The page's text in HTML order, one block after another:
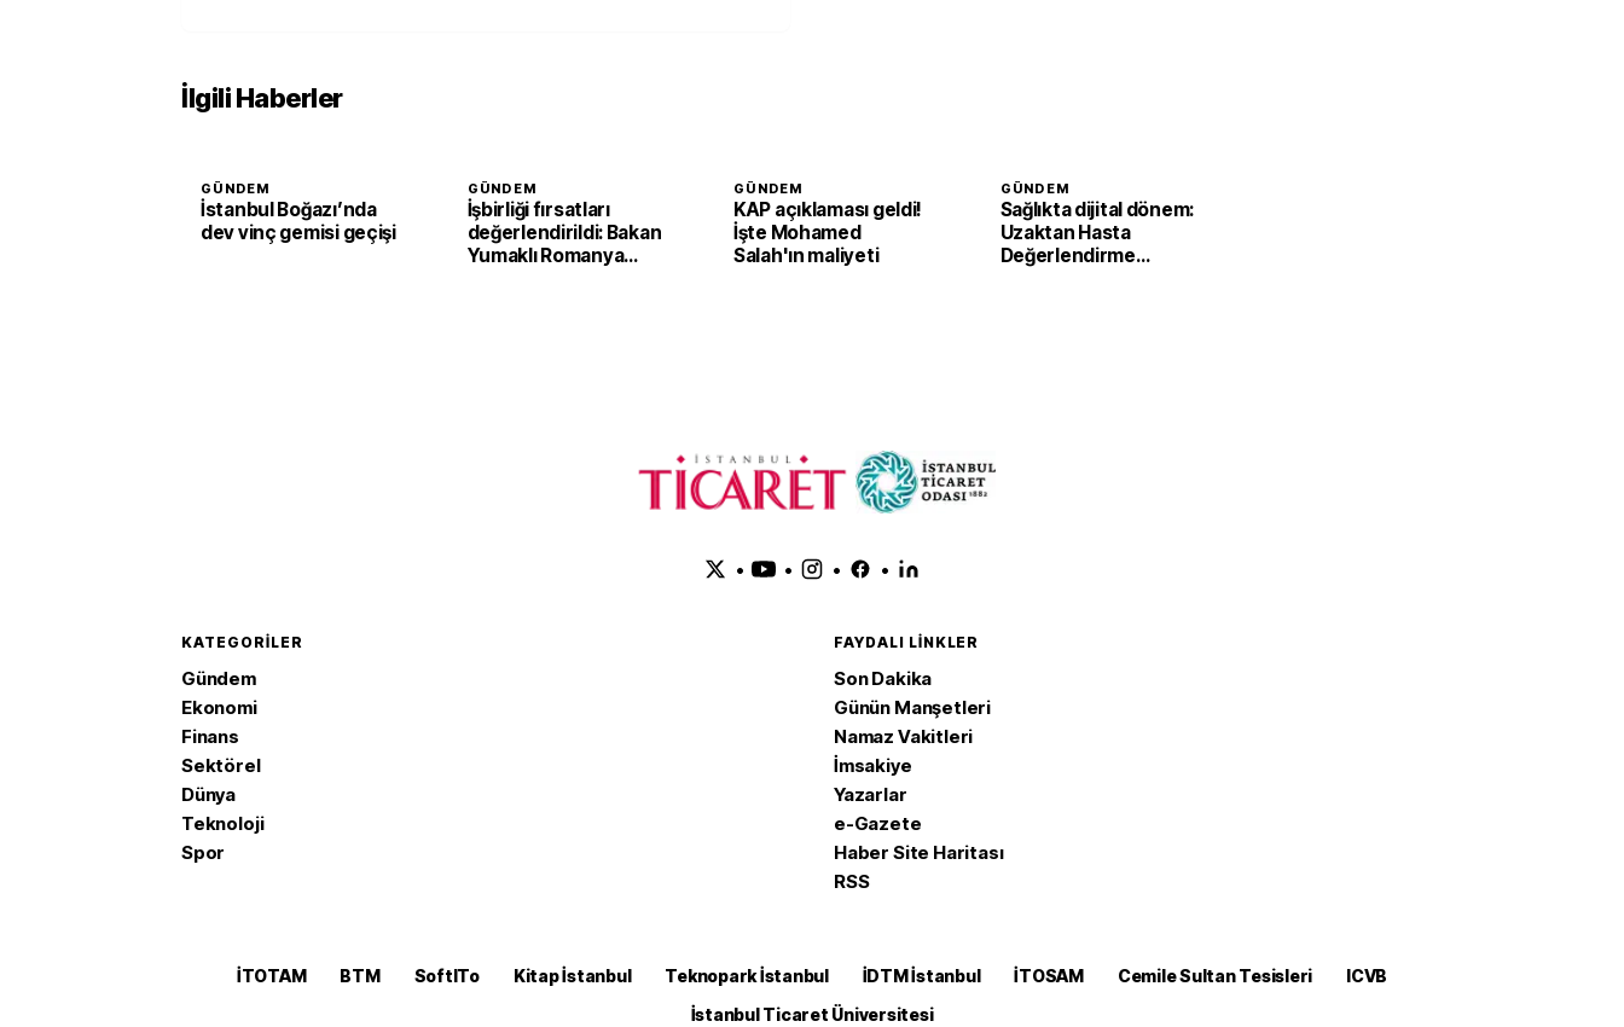
İlgili Haberler
GÜNDEM
İstanbul Boğazı’nda
dev vinç gemisi geçişi
GÜNDEM
İşbirliği fırsatları
değerlendirildi: Bakan
Yumaklı Romanya
GÜNDEM
KAP açıklaması geldi!
İşte Mohamed
Salah'ın maliyeti
GÜNDEM
Sağlıkta dijital dönem:
Uzaktan Hasta
Değerlendirme
• • • •
KATEGORILER
Gündem
Ekonomi
Finans
Sektörel
Dünya
Teknoloji
Spor
FAYDALI LINKLER
Son Dakika
Günün Manşetleri
Namaz Vakitleri
İmsakiye
Yazarlar
e-Gazete
Haber Site Haritası
RSS
İTOTAM BTM SoftITo Kitap İstanbul Teknopark İstanbul İDTM İstanbul İTOSAM Cemile Sultan Tesisleri
ICVB
İstanbul Ticaret Üniversitesi